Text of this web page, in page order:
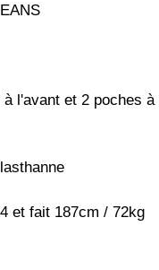
l'avant et 2 poches
et fait 187cm / 72kg